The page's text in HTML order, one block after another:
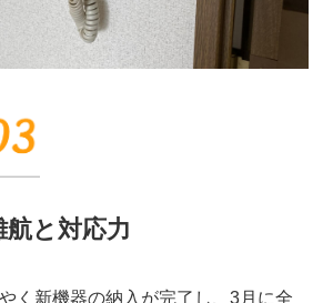
と対応力
く新機器の納入が完了し、3月に全